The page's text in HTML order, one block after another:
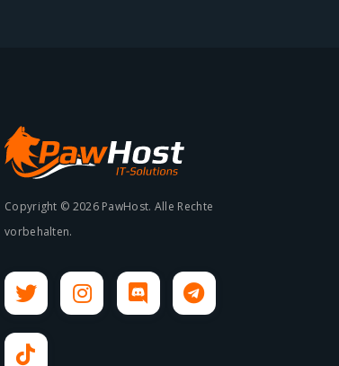
Copyright © 2026 PawHost. Alle Rechte
vorbehalten.